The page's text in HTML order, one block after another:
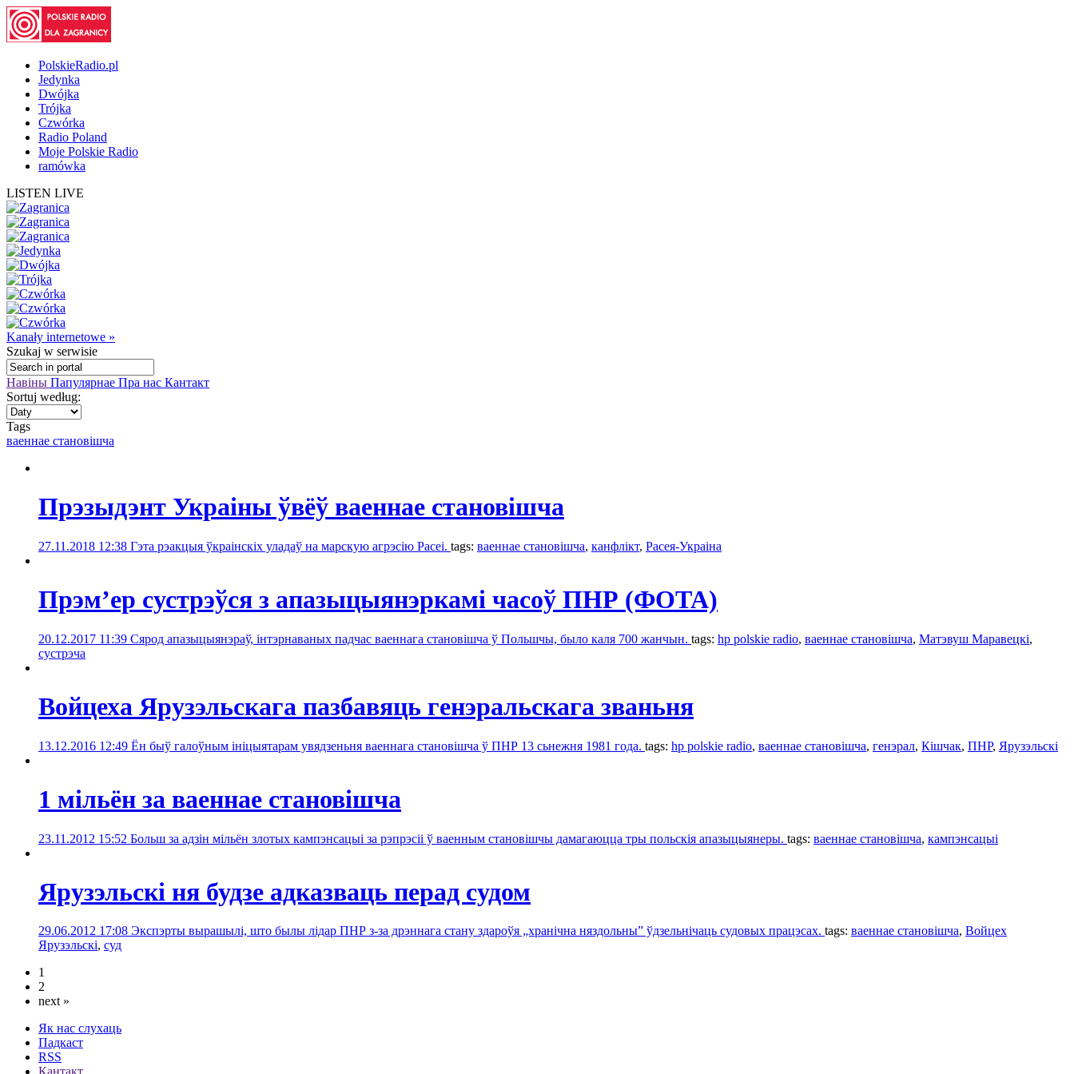
PolskieRadio.pl
Jedynka
Dwójka
Trójka
Czwórka
Radio Poland
Moje Polskie Radio
ramówka
LISTEN LIVE
Kanały internetowe »
Szukaj w serwisie
Навіны Папулярнае Пра нас Кантакт
Sortuj według:
Tags
ваеннаe становішча
Прэзыдэнт Украіны ўвёў ваеннае становішча
27.11.2018 12:38 Гэта рэакцыя ўкраінскіх уладаў на марскую агрэсію Расеі. tags: ваеннаe становішча, канфлікт, Расея-Украіна
Прэм’ер сустрэўся з апазыцыянэркамі часоў ПНР (ФОТА)
20.12.2017 11:39 Сярод апазыцыянэраў, інтэрнаваных падчас ваеннага становішча ў Польшчы, было каля 700 жанчын. tags: hp polskie radio, ваеннаe становішча, Матэвуш Маравецкі,
сустрэчa
Войцеха Ярузэльскага пазбавяць генэральскага званьня
13.12.2016 12:49 Ён быў галоўным ініцыятарам увядзеньня ваеннага становішча ў ПНР 13 сьнежня 1981 года. tags: hp polskie radio, ваеннаe становішча, генэрал, Кішчак, ПНР, Ярузэльскі
1 мільён за ваеннае становішча
23.11.2012 15:52 Больш за адзін мільён злотых кампэнсацыі за рэпрэсіі ў ваенным становішчы дамагаюцца тры польскія апазыцыянеры. tags: ваеннаe становішча, кампэнсацыі
Ярузэльскі ня будзе адказваць перад судом
29.06.2012 17:08 Экспэрты вырашылі, што былы лідар ПНР з-за дрэннага стану здароўя „хранічна няздольны” ўдзельнічаць судовых працэсах. tags: ваеннаe становішча, Войцех
Ярузэльскі, суд
1
2
next »
Як нас слухаць
Падкаст
RSS